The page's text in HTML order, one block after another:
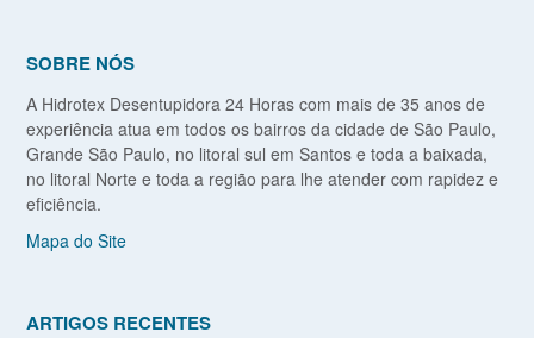
SOBRE NÓS
A Hidrotex Desentupidora 24 Horas com mais de 35 anos de
experiência atua em todos os bairros da cidade de São Paulo,
Grande São Paulo, no litoral sul em Santos e toda a baixada,
no litoral Norte e toda a região para lhe atender com rapidez e
eficiência.
Mapa do Site
ARTIGOS RECENTES